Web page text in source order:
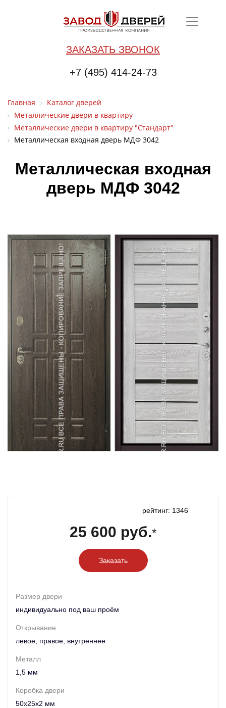
ЗАКАЗАТЬ ЗВОНОК
+7 (495) 414-24-73
Главная
Каталог дверей
Металлические двери в квартиру
Металлические двери в квартиру "Стандарт"
Металлическая входная дверь МДФ 3042
Металлическая входная
дверь МДФ 3042
рейтинг: 1346
25 600 руб.*
Заказать
Размер двери
индивидуально под ваш проём
Открывание
левое, правое, внутреннее
Металл
1,5 мм
Коробка двери
50х25х2 мм